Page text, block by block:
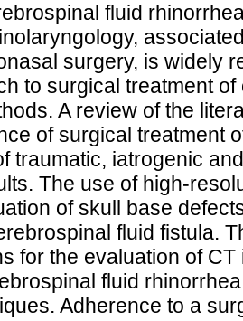
fluid
surgery, is widely
to surgical treatment
A review of the
of surgical treatment
traumatic, iatrogenic
The use of high-
of skull base
fluid fistula.
for the evaluation of
fluid
Adherence to a